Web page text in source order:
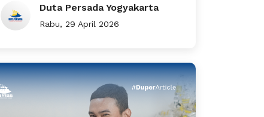
Duta Persada Yogyakarta
Rabu, 29 April 2026